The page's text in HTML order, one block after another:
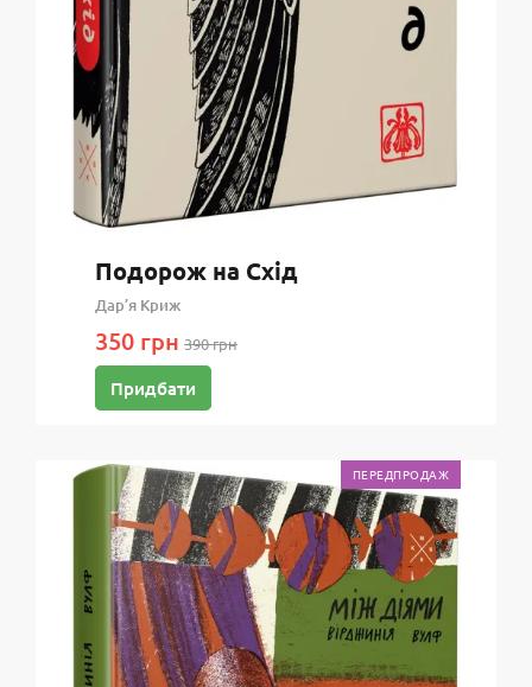
Подорож на Схід
Дар’я Криж
350 грн 390 грн
Придбати
ПЕРЕДПРОДАЖ